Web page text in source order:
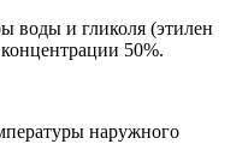
воды и гликоля (этилен
50%.
наружного